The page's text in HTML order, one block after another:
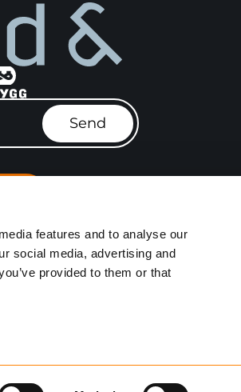
features and to analyse our
social media, advertising and
provided to them or that
Send
Mediebank